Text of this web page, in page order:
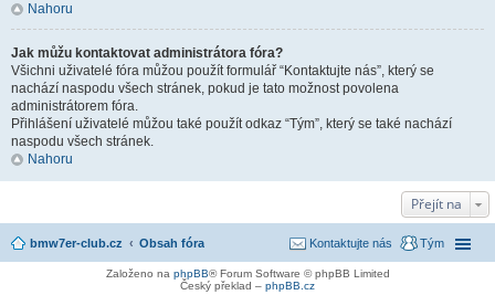
Nahoru
Jak můžu kontaktovat administrátora fóra?
Všichni uživatelé fóra můžou použít formulář “Kontaktujte nás”, který se
nachází naspodu všech stránek, pokud je tato možnost povolena
administrátorem fóra.
Přihlášení uživatelé můžou také použít odkaz “Tým”, který se také nachází
naspodu všech stránek.
Nahoru
Přejít na
bmw7er-club.cz Obsah fóra Tým
Kontaktujte nás
Založeno na phpBB® Forum Software © phpBB Limited
Český překlad – phpBB.cz